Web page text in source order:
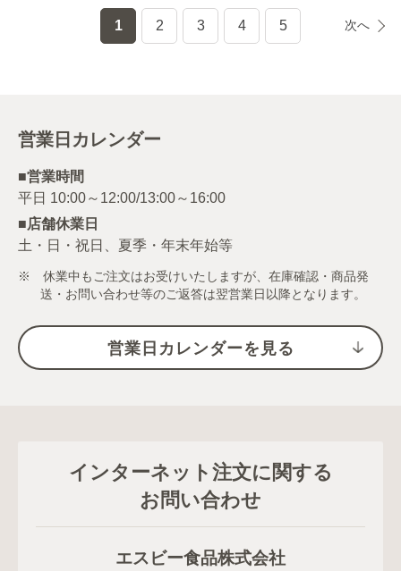
1 2 3 4 5 次へ
営業日カレンダー
■営業時間
■店舗休業日
土・日・祝日、夏季・年末年始等
※ 休業中もご注文はお受けいたしますが、在庫確認・商品発
送・お問い合わせ等のご返答は翌営業日以降となります。
営業日カレンダーを見る
インターネット注文に関する
お問い合わせ
エスビー食品株式会社